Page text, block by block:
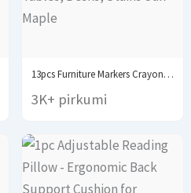
13pcs Furniture Markers Crayon Sharpener Set, Wood Scratch...
3K+ pirkumi